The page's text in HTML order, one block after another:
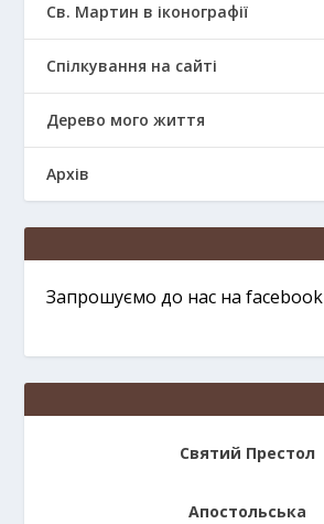
Св. Мартин в іконографії
Спілкування на сайті
Дерево мого життя
Архів
Запрошуємо до нас на facebook
Святий Престол
Апостольська